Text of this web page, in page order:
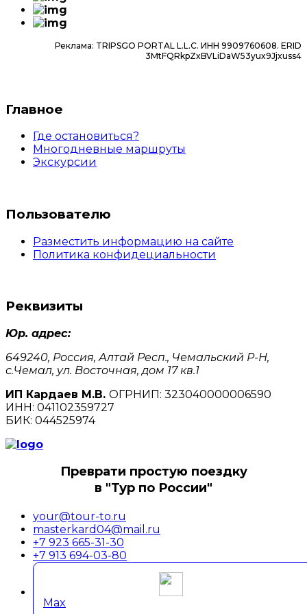
страницы.
Следуйте инструкции.
Если экскурсия уже прошла, а отмена нужна —
обратитесь в службу поддержки.
Реклама: TRIPSGO PORTAL L.L.C. ИНН 9909760608. ERID
3MtFQRkpZxBVLiDaW53yux9Jjxuss4
Главное
Где остановиться?
Многодневные маршруты
Экскурсии
Пользователю
Разместить информацию на сайте
Политика конфидециальности
Реквизиты
Юр. адрес:
649240, Россия, Алтай Респ., Чемальский Р-Н,
с.Чемал, ул. Восточная, дом 17 кв.1
ИП Кардаев М.В. ОГРНИП: 323040000006590
ИНН: 041102359727
БИК: 044525974
Преврати простую поездку
в "Тур по России"
your@tour-to.ru
masterkard04@mail.ru
+7 923 665-31-30
+7 913 694-03-80
Max